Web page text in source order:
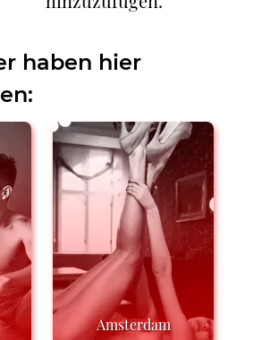
haben hier
Amsterdam